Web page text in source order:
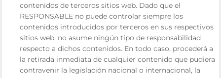
contenidos de terceros sitios web. Dado que el
RESPONSABLE no puede controlar siempre los
contenidos introducidos por terceros en sus respectivos
sitios web, no asume ningún tipo de responsabilidad
respecto a dichos contenidos. En todo caso, procederá a
la retirada inmediata de cualquier contenido que pudiera
contravenir la legislación nacional o internacional, la